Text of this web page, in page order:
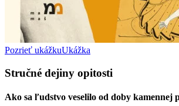
Pozrieť ukážkuUkážka
Stručné dejiny opitosti
Ako sa ľudstvo veselilo od doby kamennej